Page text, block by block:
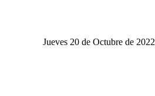
Jueves 20 de Octubre de 2022